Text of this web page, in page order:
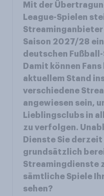
Mit der
League-Spielen
Streaminganbieter
Saison 2027/28
deutschen
Damit können
aktuellem Stand
verschiedene
angewiesen sein,
Lieblingsclubs in
zu verfolgen.
Dienste Sie
grundsätzlich
Streamingdienste
sämtliche Spiele
sehen?